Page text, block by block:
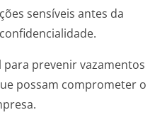
sensíveis antes da
para prevenir vazamentos
possam comprometer o